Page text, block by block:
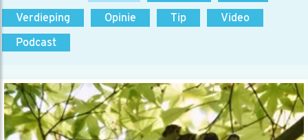
Verdieping
Opinie Tip
Video
Podcast